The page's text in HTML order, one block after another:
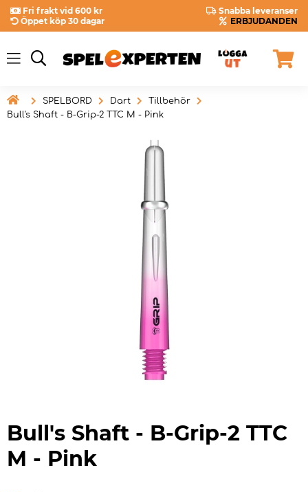
Fri frakt vid 600 kr
Snabba leveranser
Öppet köp 30 dagar
ERBJUDANDEN
 SPELBORD Dart
Tillbehör
Bull's Shaft - B-Grip-2 TTC M - Pink
Bull's Shaft - B-Grip-2 TTC
M - Pink